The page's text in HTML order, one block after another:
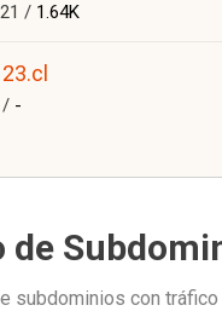
/ 1.64K
/ -
de
subdominios con